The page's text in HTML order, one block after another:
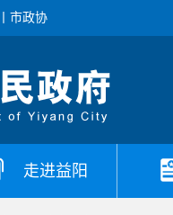
市政协
走进益阳